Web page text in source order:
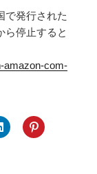
で発行された
ら停止すると
amazon-com-